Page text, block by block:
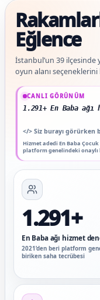
Eğlence
İstanbul’un 39
oyun alanı
CANLI GÖRÜNÜM
1.291+ En Baba ağı
</> Siz burayı görürken
Hizmet adedi En Baba
platform genelindeki onaylı
Güncel veriler: 1.291+ En
1.291+
En Baba ağı hizmet
2021’den beri platform
biriken saha tecrübesi